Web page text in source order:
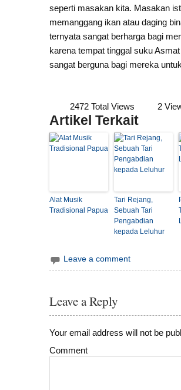
seperti masakan kita. Masakan
memanggang ikan atau daging
ternyata sangat berharga bagi
karena tempat tinggal suku
sangat berguna bagi mereka
2472 Total Views 2
Artikel Terkait
Alat Musik
Tradisional Papua
Tari Rejang,
Sebuah Tari
Pengabdian
kepada Leluhur
Leave a comment
Leave a Reply
Your email address will not be
Comment